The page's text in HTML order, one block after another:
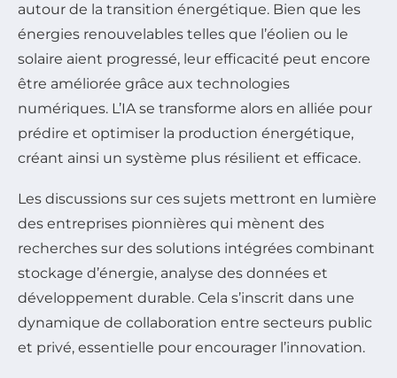
autour de la transition énergétique. Bien que les
énergies renouvelables telles que l’éolien ou le
solaire aient progressé, leur efficacité peut encore
être améliorée grâce aux technologies
numériques. L’IA se transforme alors en alliée pour
prédire et optimiser la production énergétique,
créant ainsi un système plus résilient et efficace.
Les discussions sur ces sujets mettront en lumière
des entreprises pionnières qui mènent des
recherches sur des solutions intégrées combinant
stockage d’énergie, analyse des données et
développement durable. Cela s’inscrit dans une
dynamique de collaboration entre secteurs public
et privé, essentielle pour encourager l’innovation.